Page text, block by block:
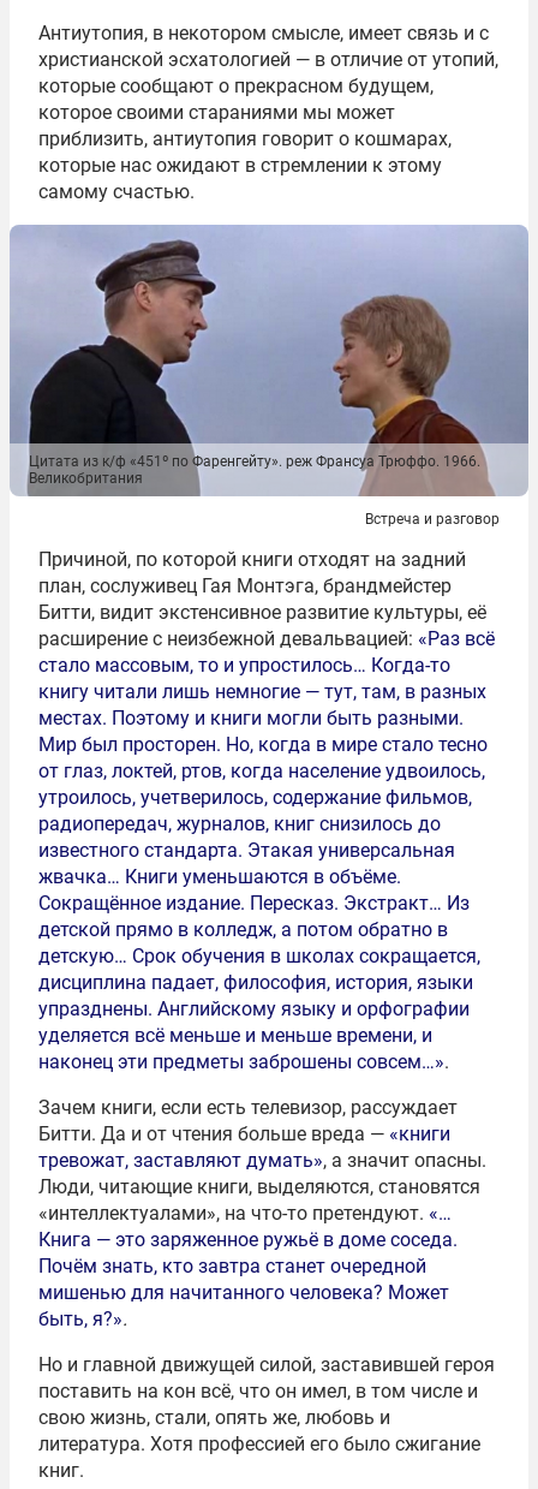
Антиутопия, в некотором смысле, имеет связь и с
христианской эсхатологией — в отличие от утопий,
которые сообщают о прекрасном будущем,
которое своими стараниями мы может
приблизить, антиутопия говорит о кошмарах,
которые нас ожидают в стремлении к этому
самому счастью.
Цитата из к/ф «451º по Фаренгейту». реж Франсуа Трюффо. 1966.
Великобритания
Встреча и разговор
Причиной, по которой книги отходят на задний
план, сослуживец Гая Монтэга, брандмейстер
Битти, видит экстенсивное развитие культуры, её
расширение с неизбежной девальвацией: «Раз всё
стало массовым, то и упростилось… Когда-то
книгу читали лишь немногие — тут, там, в разных
местах. Поэтому и книги могли быть разными.
Мир был просторен. Но, когда в мире стало тесно
от глаз, локтей, ртов, когда население удвоилось,
утроилось, учетверилось, содержание фильмов,
радиопередач, журналов, книг снизилось до
известного стандарта. Этакая универсальная
жвачка… Книги уменьшаются в объёме.
Сокращённое издание. Пересказ. Экстракт… Из
детской прямо в колледж, а потом обратно в
детскую… Срок обучения в школах сокращается,
дисциплина падает, философия, история, языки
упразднены. Английскому языку и орфографии
уделяется всё меньше и меньше времени, и
наконец эти предметы заброшены совсем…».
Зачем книги, если есть телевизор, рассуждает
Битти. Да и от чтения больше вреда — «книги
тревожат, заставляют думать», а значит опасны.
Люди, читающие книги, выделяются, становятся
«интеллектуалами», на что-то претендуют. «…
Книга — это заряженное ружьё в доме соседа.
Почём знать, кто завтра станет очередной
мишенью для начитанного человека? Может
быть, я?».
Но и главной движущей силой, заставившей героя
поставить на кон всё, что он имел, в том числе и
свою жизнь, стали, опять же, любовь и
литература. Хотя профессией его было сжигание
книг.